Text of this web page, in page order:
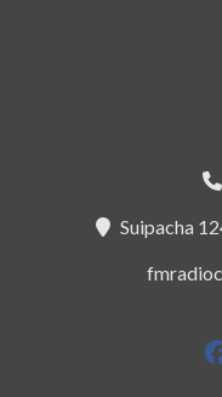
Suipacha